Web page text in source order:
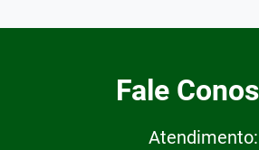
Fale
Atendimento: